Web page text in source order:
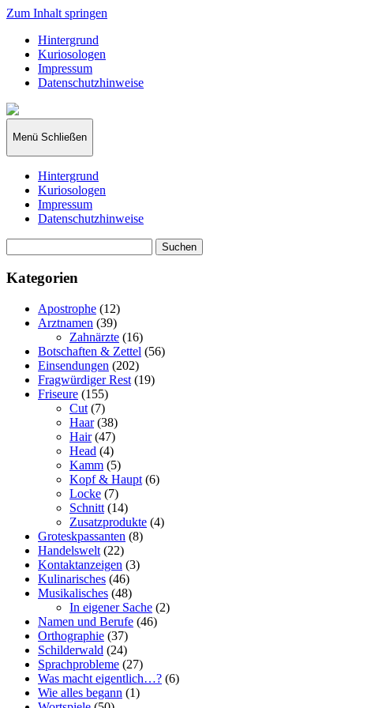
Zum Inhalt springen
Hintergrund
Kuriosologen
Impressum
Datenschutzhinweise
kuriosologie.de
Menü Schließen
Hintergrund
Kuriosologen
Impressum
Datenschutzhinweise
nach:
Kategorien
Apostrophe (12)
Arztnamen (39)
Zahnärzte (16)
Botschaften & Zettel (56)
Einsendungen (202)
Fragwürdiger Rest (19)
Friseure (155)
Cut (7)
Haar(38)
Hair(47)
Head (4)
Kamm (5)
Kopf & Haupt (6)
Locke (7)
Schnitt (14)
Zusatzprodukte (4)
Groteskpassanten (8)
Handelswelt (22)
Kontaktanzeigen (3)
Kulinarisches (46)
Musikalisches (48)
In eigener Sache (2)
Namen und Berufe (46)
Orthographie (37)
Schilderwald (24)
Sprachprobleme (27)
Was macht eigentlich…? (6)
Wie alles begann (1)